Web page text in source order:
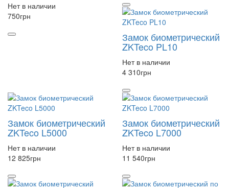
Нет в наличии
750грн
Замок биометрический
ZKTeco PL10
Нет в наличии
4 310грн
Замок биометрический
ZKTeco L5000
Нет в наличии
12 825грн
Замок биометрический
ZKTeco L7000
Нет в наличии
11 540грн